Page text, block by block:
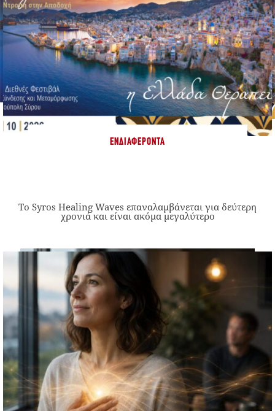
ΕΝΔΙΑΦΈΡΟΝΤΑ
Το Syros Healing Waves επαναλαμβάνεται για δεύτερη
χρονιά και είναι ακόμα μεγαλύτερο